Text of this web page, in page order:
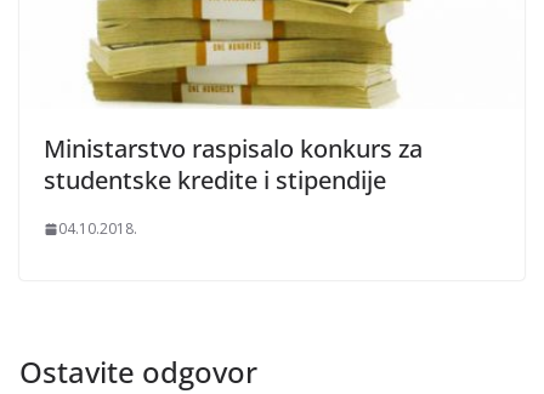
Ministarstvo raspisalo konkurs za
studentske kredite i stipendije
04.10.2018.
Ostavite odgovor